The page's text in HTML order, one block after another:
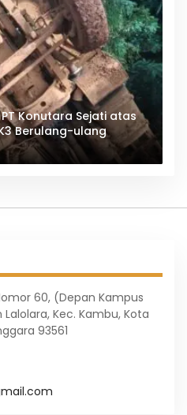
Konutara Sejati atas
Berulang-ulang
60, (Depan Kampus
Lalolara, Kec. Kambu, Kota
93561